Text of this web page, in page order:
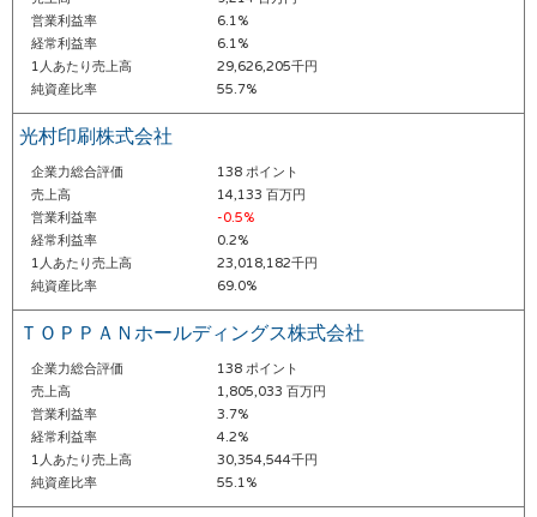
営業利益率
6.1%
経常利益率
6.1%
1人あたり売上高
29,626,205千円
純資産比率
55.7%
光村印刷株式会社
企業力総合評価
138 ポイント
売上高
14,133 百万円
営業利益率
-0.5%
経常利益率
0.2%
1人あたり売上高
23,018,182千円
純資産比率
69.0%
ＴＯＰＰＡＮホールディングス株式会社
企業力総合評価
138 ポイント
売上高
1,805,033 百万円
営業利益率
3.7%
経常利益率
4.2%
1人あたり売上高
30,354,544千円
純資産比率
55.1%